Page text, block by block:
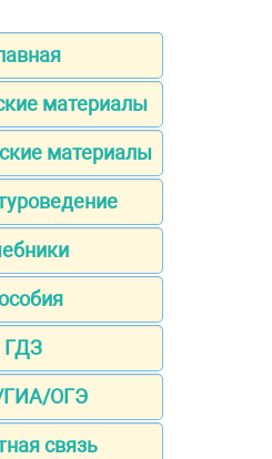
материалы
материалы
ГДЗ
ГИА/ОГЭ
связь